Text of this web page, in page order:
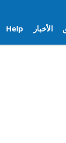
الأخبار Help